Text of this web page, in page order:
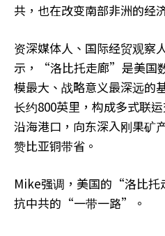
共，也在改变南部非洲的经
资深媒体人、国际经贸观察
示，“洛比托走廊”是美国
模最大、战略意义最深远的
长约800英里，构成多式联
沿海港口，向东深入刚果矿
赞比亚铜带省。
Mike强调，美国的“洛比
抗中共的“一带一路”。